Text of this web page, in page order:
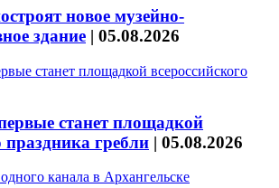
новое музейно-
здание | 05.08.2026
станет площадкой
праздника гребли | 05.08.2026